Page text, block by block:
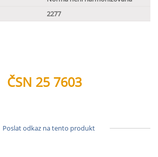
2277
ČSN 25 7603
Poslat odkaz na tento produkt